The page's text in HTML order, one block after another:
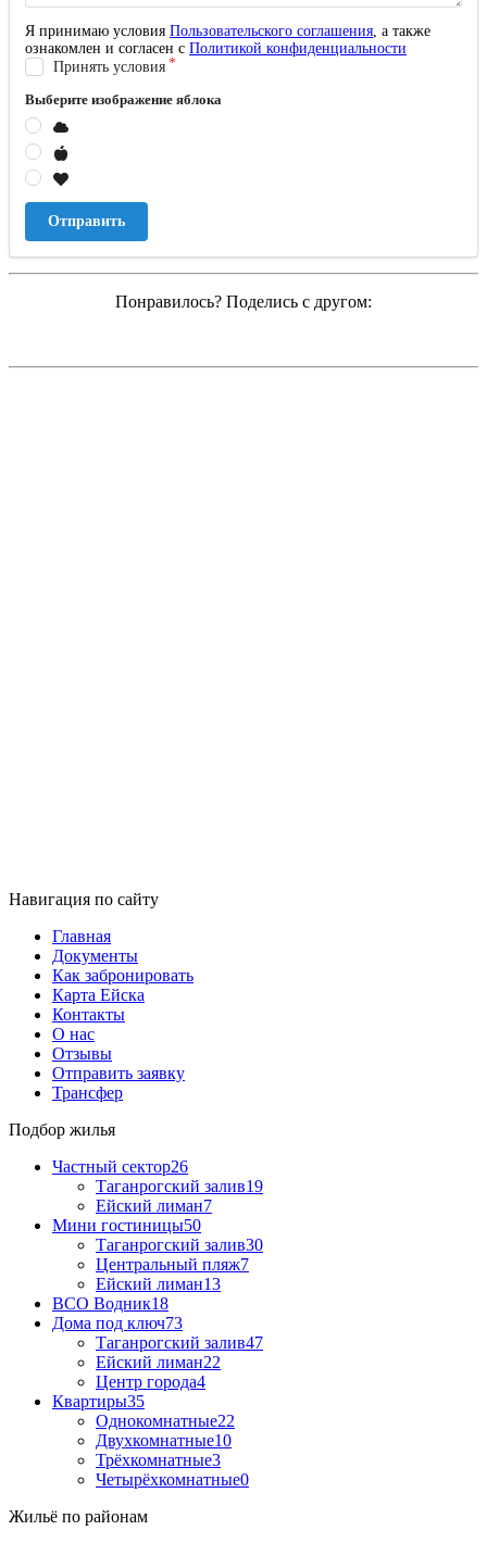
Я принимаю условия Пользовательского соглашения, а также
ознакомлен и согласен с Политикой конфиденциальности
Принять условия
Выберите изображение яблока
Отправить
Понравилось? Поделись с другом:
Навигация по сайту
Главная
Документы
Как забронировать
Карта Ейска
Контакты
О нас
Отзывы
Отправить заявку
Трансфер
Подбор жилья
Частный сектор26
Таганрогский залив19
Ейский лиман7
Мини гостиницы50
Таганрогский залив30
Центральный пляж7
Ейский лиман13
ВСО Водник18
Дома под ключ73
Таганрогский залив47
Ейский лиман22
Центр города4
Квартиры35
Однокомнатные22
Двухкомнатные10
Трёхкомнатные3
Четырёхкомнатные0
Жильё по районам